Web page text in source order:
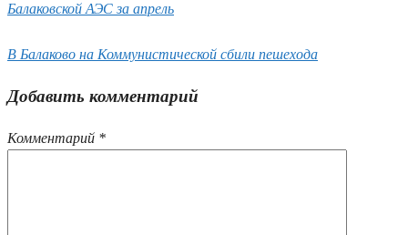
Балаковской АЭС за апрель
В Балаково на Коммунистической сбили пешехода
Добавить комментарий
Комментарий *